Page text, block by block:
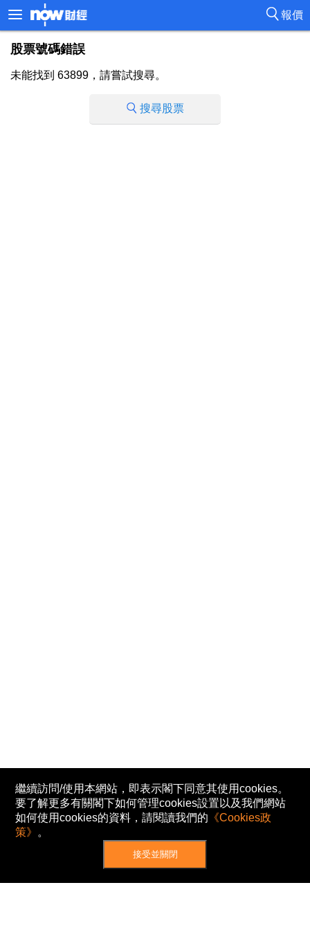
報價
股票號碼錯誤
未能找到 63899，請嘗試搜尋。
搜尋股票
繼續訪問/使用本網站，即表示閣下同意其使用cookies。
要了解更多有關閣下如何管理cookies設置以及我們網站
如何使用cookies的資料，請閱讀我們的 《Cookies政
策》 。
接受並關閉